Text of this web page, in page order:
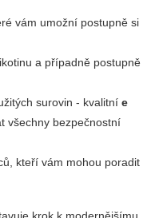
vám umožní postupně si
a případně postupně
surovin - kvalitní e
všechny bezpečnostní
kteří vám mohou poradit